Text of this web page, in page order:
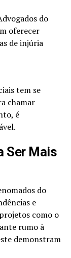
do
oferecer
de injúria
tem se
chamar
é
Ser Mais
do
e
como o
rumo à
demonstram